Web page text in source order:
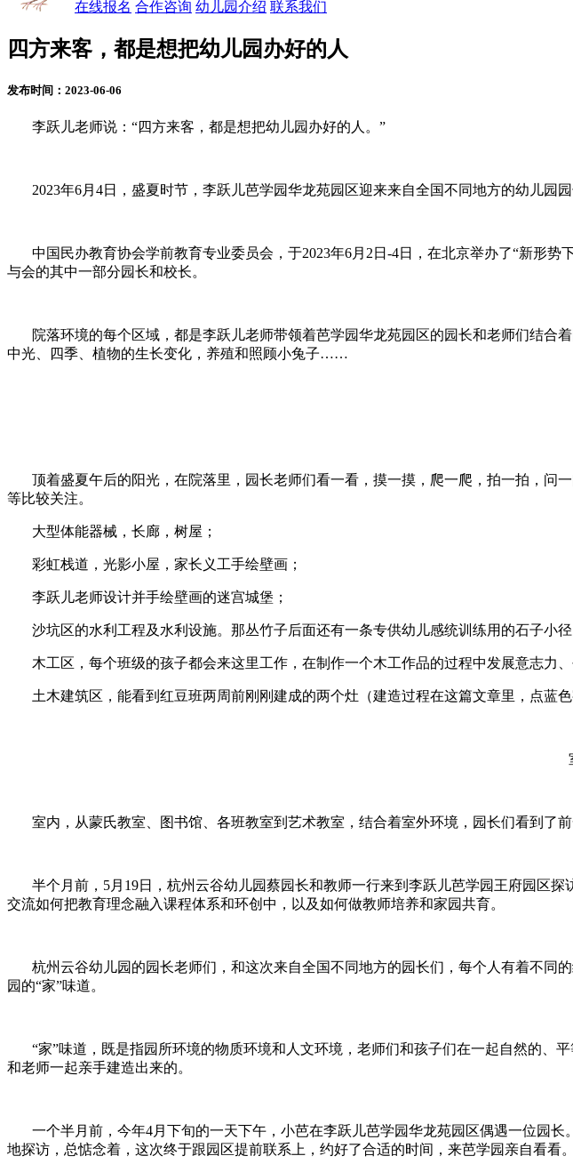
在线报名 合作咨询 幼儿园介绍 联系我们
四方来客，都是想把幼儿园办好的人
发布时间：2023-06-06
李跃儿老师说：“四方来客，都是想把幼儿园办好的人。”
2023年6月4日，盛夏时节，李跃儿芭学园华龙苑园区迎来来自全国不同地方的幼儿园园
中国民办教育协会学前教育专业委员会，于2023年6月2日-4日，在北京举办了“新形势
与会的其中一部分园长和校长。
院落环境的每个区域，都是李跃儿老师带领着芭学园华龙苑园区的园长和老师们结合
中光、四季、植物的生长变化，养殖和照顾小兔子……
顶着盛夏午后的阳光，在院落里，园长老师们看一看，摸一摸，爬一爬，拍一拍，问
等比较关注。
大型体能器械，长廊，树屋；
彩虹栈道，光影小屋，家长义工手绘壁画；
李跃儿老师设计并手绘壁画的迷宫城堡；
沙坑区的水利工程及水利设施。那丛竹子后面还有一条专供幼儿感统训练用的石子小径
木工区，每个班级的孩子都会来这里工作，在制作一个木工作品的过程中发展意志力
土木建筑区，能看到红豆班两周前刚刚建成的两个灶（建造过程在这篇文章里，点蓝
室内，从蒙氏教室、图书馆、各班教室到艺术教室，结合着室外环境，园长们看到了前
半个月前，5月19日，杭州云谷幼儿园蔡园长和教师一行来到李跃儿芭学园王府园区探
交流如何把教育理念融入课程体系和环创中，以及如何做教师培养和家园共育。
杭州云谷幼儿园的园长老师们，和这次来自全国不同地方的园长们，每个人有着不同
园的“家”味道。
“家”味道，既是指园所环境的物质环境和人文环境，老师们和孩子们在一起自然的、
和老师一起亲手建造出来的。
一个半月前，今年4月下旬的一天下午，小芭在李跃儿芭学园华龙苑园区偶遇一位园长
地探访，总惦念着，这次终于跟园区提前联系上，约好了合适的时间，来芭学园亲自看看。